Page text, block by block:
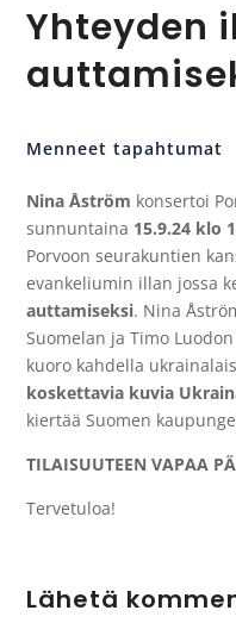
Yhteyden
Menneet tapahtumat
Nina Åström konsertoi
sunnuntaina 15.9.24 klo
Porvoon seurakuntien
evankeliumin illan jossa
auttamiseksi. Nina
Suomelan ja Timo
kuoro kahdella
koskettavia kuvia
kiertää Suomen
TILAISUUTEEN VAPAA
Tervetuloa!
Lähetä